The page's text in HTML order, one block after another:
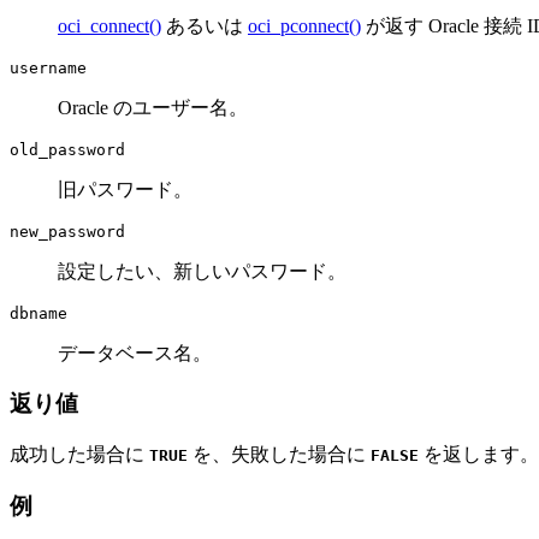
oci_connect() あるいは oci_pconnect() が返す Oracle 接続
username
Oracle のユーザー名。
old_password
旧パスワード。
new_password
設定したい、新しいパスワード。
dbname
データベース名。
返り値
成功した場合に TRUE を、失敗した場合に FALSE を返します。
例